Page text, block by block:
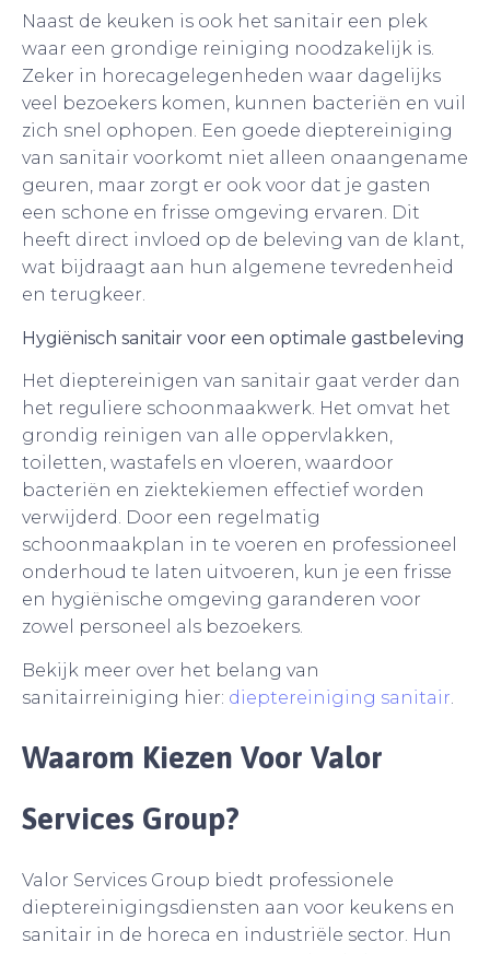
Naast de keuken is ook het sanitair een plek
waar een grondige reiniging noodzakelijk is.
Zeker in horecagelegenheden waar dagelijks
veel bezoekers komen, kunnen bacteriën en vuil
zich snel ophopen. Een goede dieptereiniging
van sanitair voorkomt niet alleen onaangename
geuren, maar zorgt er ook voor dat je gasten
een schone en frisse omgeving ervaren. Dit
heeft direct invloed op de beleving van de klant,
wat bijdraagt aan hun algemene tevredenheid
en terugkeer.
Hygiënisch sanitair voor een optimale gastbeleving
Het dieptereinigen van sanitair gaat verder dan
het reguliere schoonmaakwerk. Het omvat het
grondig reinigen van alle oppervlakken,
toiletten, wastafels en vloeren, waardoor
bacteriën en ziektekiemen effectief worden
verwijderd. Door een regelmatig
schoonmaakplan in te voeren en professioneel
onderhoud te laten uitvoeren, kun je een frisse
en hygiënische omgeving garanderen voor
zowel personeel als bezoekers.
Bekijk meer over het belang van
sanitairreiniging hier: dieptereiniging sanitair
Waarom Kiezen Voor Valor
Services Group?
Valor Services Group biedt professionele
dieptereinigingsdiensten aan voor keukens en
sanitair in de horeca en industriële sector. Hun